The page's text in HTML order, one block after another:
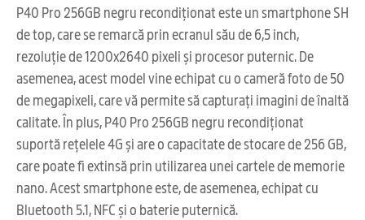
P40 Pro 256GB negru recondiționat este un smartphone SH
de top, care se remarcă prin ecranul său de 6,5 inch,
rezoluție de 1200x2640 pixeli și procesor puternic. De
asemenea, acest model vine echipat cu o cameră foto de 50
de megapixeli, care vă permite să capturați imagini de înaltă
calitate. În plus, P40 Pro 256GB negru recondiționat
suportă rețelele 4G și are o capacitate de stocare de 256 GB,
care poate fi extinsă prin utilizarea unei cartele de memorie
nano. Acest smartphone este, de asemenea, echipat cu
Bluetooth 5.1, NFC și o baterie puternică.